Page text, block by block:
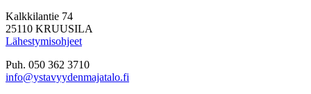
Kalkkilantie 74
25110 KRUUSILA
Lähestymisohjeet
Puh. 050 362 3710
info@ystavyydenmajatalo.fi